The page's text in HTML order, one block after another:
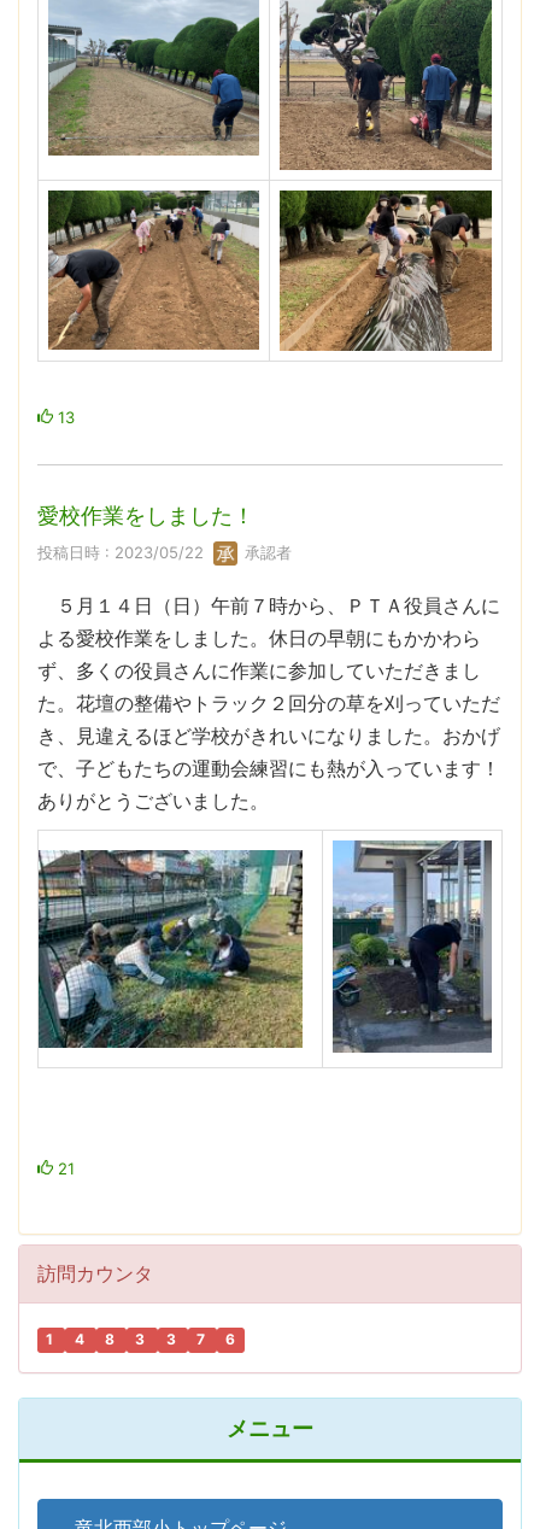
13
愛校作業をしました！
投稿日時 : 2023/05/22 承認者
５月１４日（日）午前７時から、ＰＴＡ役員さんに
よる愛校作業をしました。休日の早朝にもかかわら
ず、多くの役員さんに作業に参加していただきまし
た。花壇の整備やトラック２回分の草を刈っていただ
き、見違えるほど学校がきれいになりました。おかげ
で、子どもたちの運動会練習にも熱が入っています！
ありがとうございました。
21
訪問カウンタ
1 4 8 3 3 7 6
メニュー